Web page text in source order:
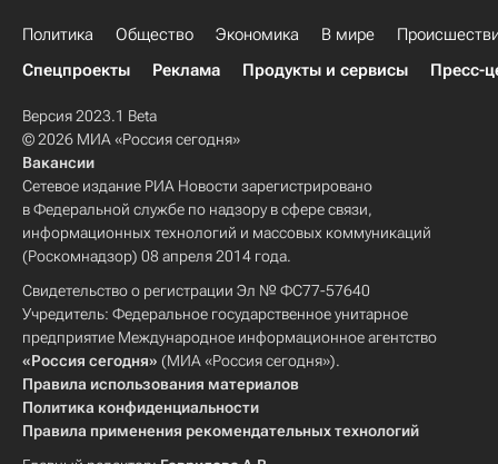
Политика Общество Экономика В мире
Спецпроекты
Реклама Продукты и сервисы Пресс-
Версия 2023.1 Beta
© 2026 МИА «Россия сегодня»
Вакансии
Сетевое издание РИА Новости зарегистрировано
в Федеральной службе по надзору в сфере связи,
информационных технологий и массовых коммуникаций
(Роскомнадзор) 08 апреля 2014 года.
Свидетельство о регистрации Эл № ФС77-57640
Учредитель: Федеральное государственное унитарное
предприятие Международное информационное агентство
«Россия сегодня» (МИА «Россия сегодня»).
Правила использования материалов
Политика конфиденциальности
Правила применения рекомендательных технологий